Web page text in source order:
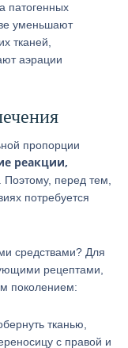
патогенных
уменьшают
тканей,
аэрации
пропорции
реакции,
. Поэтому, перед тем,
потребуется
средствами? Для
рецептами,
поколением:
тканью,
с правой и